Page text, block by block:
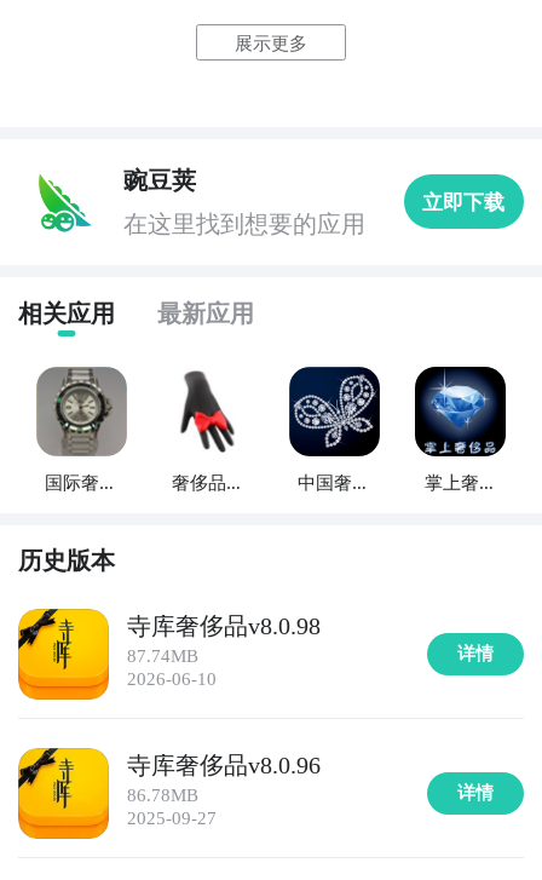
到超高性价比的购物体验。
4. 《聚美优品》：聚美优品是一个集美妆、个护、家居
户可以在聚美优品上购买到各类美妆产品、保健品和生
活用品，享受到线上购物的便利和实惠。
5. 《京东》：京东是中国最大的综合性电商平台之一，
提供各类商品的在线购物服务。用户可以在京东上购买
到从日常用品、数码产品到奢侈品牌的商品，享受到全
方位的购物保障和便捷的配送服务。
6. 《拼多多》：拼多多是一个以团购和拼团购物为特色
的电商平台，致力于提供高性价比的商品。用户可以在
拼多多上组团购买各类商品，并享受到更低折扣和更多
优惠。
7. 《美团》：美团是一个以外卖、团购和在线预订为主
以在美团上购买到餐饮美食、旅游服务、电影票等，还
能享受到折扣优惠和特别活动。
展示更多
豌豆荚
在这里找到想要的应用
立即下载
相关应用 最新应用
国际奢侈
奢侈品商
中国奢侈
掌上奢侈
历史版本
寺库奢侈品v8.0.98
87.74MB
2026-06-10
详情
寺库奢侈品v8.0.96
86.78MB
2025-09-27
详情